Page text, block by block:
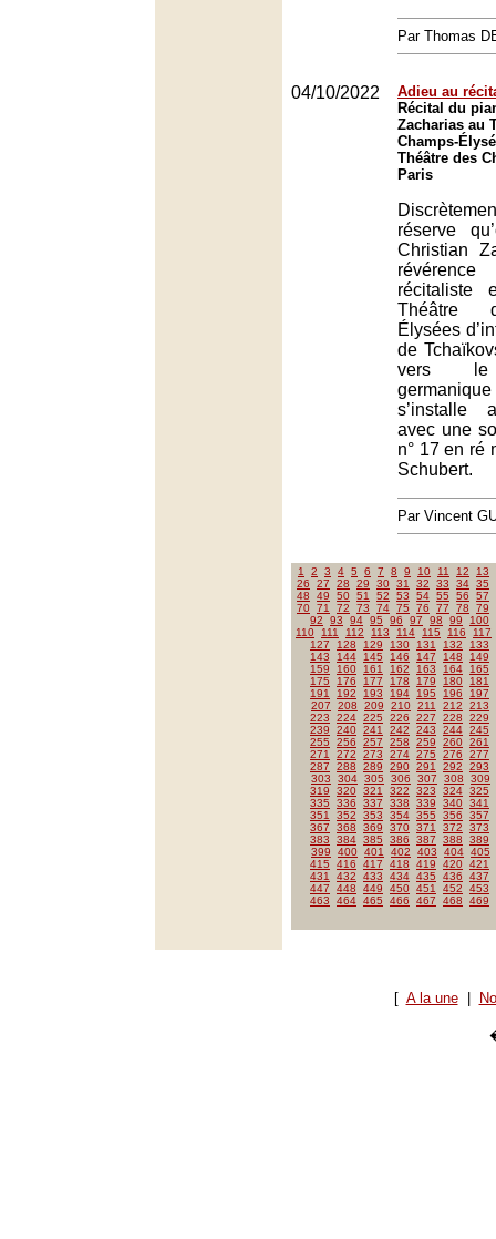
Par Thomas
04/10/2022
Adieu au
Récital du
Zacharias au
Champs-
Théâtre des
Paris
réserve
Christian
récitaliste
Théâtre
Élysées
de
vers le
s’installe
avec une
n° 17 en ré
Schubert.
Par Vincent
1 2 3 4 5 6 7 8 9 10 11 12
13
26
27 28 29 30 31 32 33 34 35
48
49 50 51 52 53 54 55 56
57
70 71 72 73 74 75 76 77 78
79
92
93 94 95 96 97 98 99
100
110
111 112 113 114 115 116
117
127
128 129 130 131 132
133
143
144 145 146 147 148
149
159
160 161 162 163 164
165
175
176 177 178 179 180
181
191
192 193 194 195 196
197
207
208 209 210 211 212
213
223
224 225 226 227 228
229
239
240 241 242 243 244 245
255
256 257 258 259 260 261
271
272 273 274 275 276
277
287
288 289 290 291 292
293
303
304 305 306 307 308
309
319
320 321 322 323 324 325
335
336 337 338 339 340 341
351
352 353 354 355 356
357
367
368 369 370 371 372
373
383
384 385 386 387 388
389
399
400 401 402 403 404 405
415
416 417 418 419 420 421
431
432 433 434 435 436
437
447
448 449 450 451 452
453
463
464 465 466 467 468 469
[ A la une|